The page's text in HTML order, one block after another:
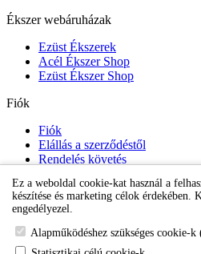
Ékszer webáruházak
Ezüst Ékszerek
Acél Ékszer Shop
Ezüst Ékszer Shop
Fiók
Fiók
Elállás a szerződéstől
Rendelés követés
Hírlevél
Karikafülbevaló webáruház
Ez a weboldal cookie-kat használ a
készítése és marketing célok érdekében.
engedélyezel.
Alapműködéshez szükséges cookie-k